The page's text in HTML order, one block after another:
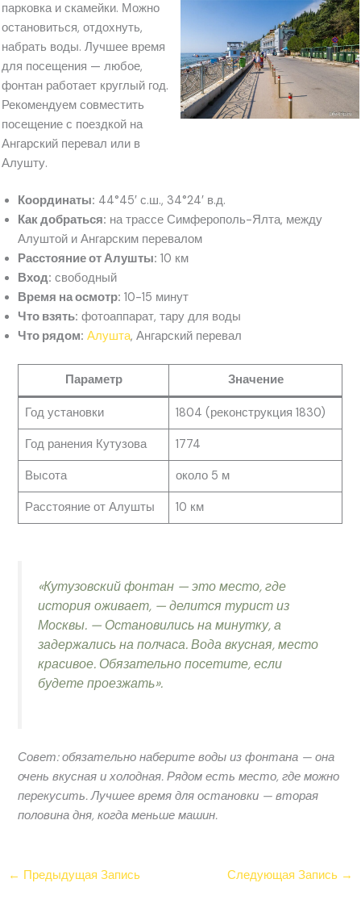
парковка и скамейки. Можно
остановиться, отдохнуть,
набрать воды. Лучшее время
для посещения — любое,
фонтан работает круглый год.
Рекомендуем совместить
посещение с поездкой на
Ангарский перевал или в
Алушту.
Координаты: 44°45′ с.ш., 34°24′ в.д.
Как добраться: на трассе Симферополь-Ялта, между
Алуштой и Ангарским перевалом
Расстояние от Алушты: 10 км
Вход: свободный
Время на осмотр: 10-15 минут
Что взять: фотоаппарат, тару для воды
Что рядом: Алушта, Ангарский перевал
Параметр Значение
Год установки 1804 (реконструкция 1830)
Год ранения Кутузова 1774
Высота около 5 м
Расстояние от Алушты 10 км
«Кутузовский фонтан — это место, где
история оживает, — делится турист из
Москвы. — Остановились на минутку, а
задержались на полчаса. Вода вкусная, место
красивое. Обязательно посетите, если
будете проезжать».
Совет: обязательно наберите воды из фонтана — она
очень вкусная и холодная. Рядом есть место, где можно
перекусить. Лучшее время для остановки — вторая
половина дня, когда меньше машин.
← Предыдущая Запись Следующая Запись →